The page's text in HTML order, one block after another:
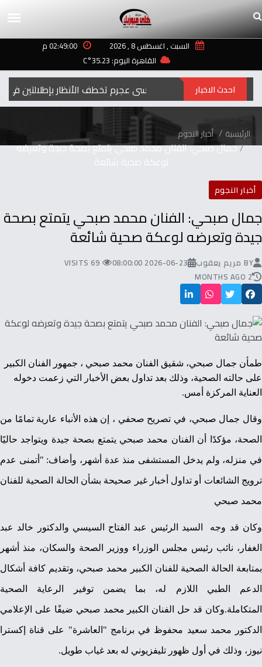
السبت , اغسطس 8 , 2026
02:49:00 م
القاهرة اليوم: 35.23°C
نانسي عجرم تخطف الأنظار بإطلالتين في احدث الاخبار
الرئيسية أخبار النجوم
جمال صبحي: الفنان محمد صبحي يتمتع بصحة جيدة وتعرضه
لوعكة صحية شائعة
أخبار النجوم
جمال صبحي: الفنان محمد صبحي يتمتع بصحة
جيدة وتعرضه لوعكة صحية شائعة
BY مريم يعقوب 2026-06-23 08:00:00
69 VISITS
2 MONTHS AGO
طمأن جمال صبحي، شقيق الفنان محمد صبحي ، جمهور الفنان الكبير
على حالته الصحية، وذلك بعد تداول بعض الأخبار التي زعمت دخوله
العناية المركزة أمس.
وقال جمال صبحي، في تصريح صحفي ، إن هذه الأنباء عارية تمامًا من
الصحة، مؤكدًا أن الفنان محمد صبحي يتمتع بصحة جيدة ويتواجد حاليًا
في منزله، ولم يدخل المستشفى منذ عدة أشهر، وأضاف: "أتمنى عدم
ترويج الشائعات أو تداول أخبار غير صحيحة بشأن الحالة الصحية للفنان
محمد صبحي
وكان قد وجه السيد الرئيس عبد الفتاح السيسي والدكتور خالد عبد
الغفار، نائب رئيس مجلس الوزراء ووزير الصحة والسكان، منذ أشهر
بمتابعة الحالة الصحية للفنان الكبير محمد صبحي، وتقديم كافة أشكال
الدعم الطبي اللازم له، بما يضمن توفير الرعاية الصحية
المتكاملة.‎وكان قد حل الفنان الكبير محمد صبحي ضيفًا على الإعلامي
الدكتور محمد سعيد محفوظ في برنامج "العاشرة" على قناة إكسترا
نيوز، وذلك في أول ظهور تليفزيوني له بعد غياب طويل.